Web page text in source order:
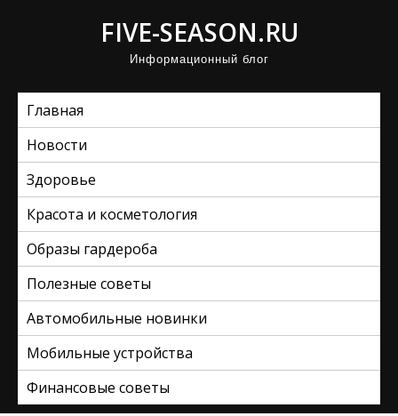
и
FIVE-SEASON.RU
Информационный блог
Главная
Новости
Здоровье
Красота и косметология
Образы гардероба
Полезные советы
Автомобильные новинки
Мобильные устройства
Финансовые советы